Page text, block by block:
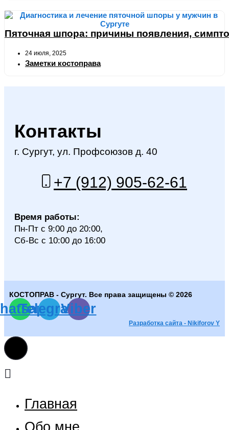
Пяточная шпора: причины появления,
24 июля, 2025
Заметки костоправа
Контакты
г. Сургут, ул. Профсоюзов д. 40
+7 (912) 905-62-61
Время работы:
Пн-Пт с 9:00 до 20:00,
Сб-Вс с 10:00 до 16:00
КОСТОПРАВ - Сургут. Все права защищены © 2026
Telegram
Viber
Разработка сайта - Nikiforov Y
Главная